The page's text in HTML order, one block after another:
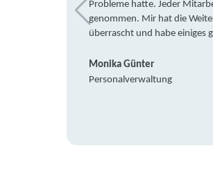
Probleme hatte. Jeder
genommen. Mir hat die
überrascht und habe einiges
Monika Günter
Personalverwaltung